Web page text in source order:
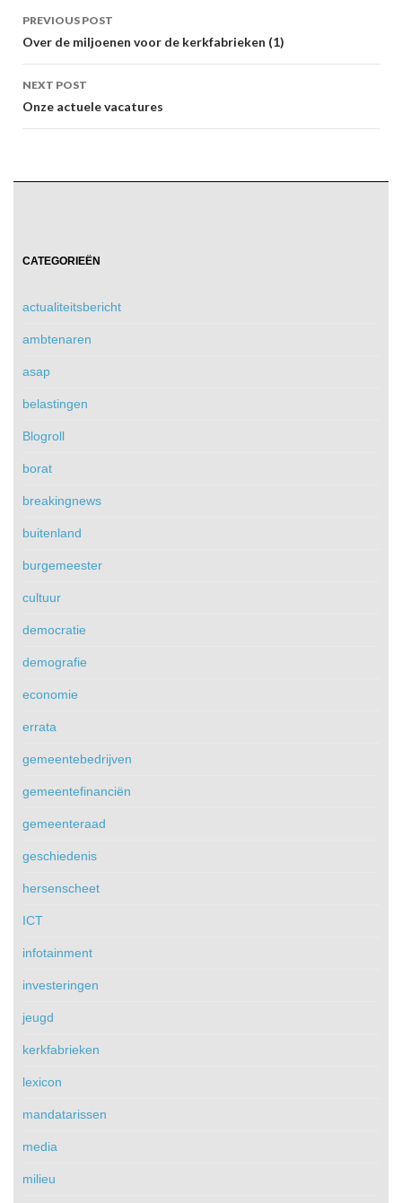
Post
navigation
PREVIOUS POST
Over de miljoenen voor de kerkfabrieken (1)
NEXT POST
Onze actuele vacatures
CATEGORIEËN
actualiteitsbericht
ambtenaren
asap
belastingen
Blogroll
borat
breakingnews
buitenland
burgemeester
cultuur
democratie
demografie
economie
errata
gemeentebedrijven
gemeentefinanciën
gemeenteraad
geschiedenis
hersenscheet
ICT
infotainment
investeringen
jeugd
kerkfabrieken
lexicon
mandatarissen
media
milieu